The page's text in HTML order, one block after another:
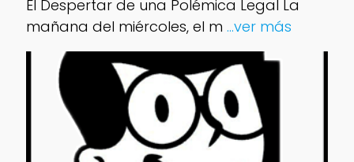
El Despertar de una Polémica Legal La
mañana del miércoles, el m ...ver más